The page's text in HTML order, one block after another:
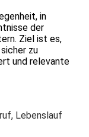
in
der
Ziel ist es,
zu
und relevante
Lebenslauf